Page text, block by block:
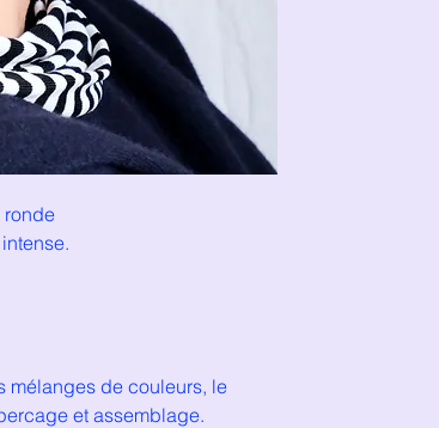
ronde
mélanges de couleurs, le
et assemblage.